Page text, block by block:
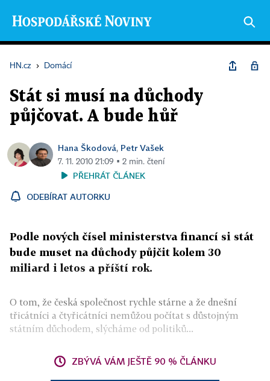
HN.cz › Domácí
Stát si musí na důchody
půjčovat. A bude hůř
Hana Škodová, Petr Vašek
7. 11. 2010 21:09 ▪ 2 min. čtení
PŘEHRÁT ČLÁNEK
ODEBÍRAT AUTORKU
Podle nových čísel ministerstva financí si stát
bude muset na důchody půjčit kolem 30
miliard i letos a příští rok.
O tom, že česká společnost rychle stárne a že dnešní
třicátníci a čtyřicátníci nemůžou počítat s důstojným
státním důchodem, slýcháme od politiků...
ZBÝVÁ VÁM JEŠTĚ 90 % ČLÁNKU